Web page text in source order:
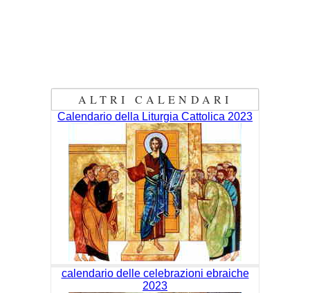
ALTRI CALENDARI
Calendario della Liturgia Cattolica 2023
calendario delle celebrazioni ebraiche
2023